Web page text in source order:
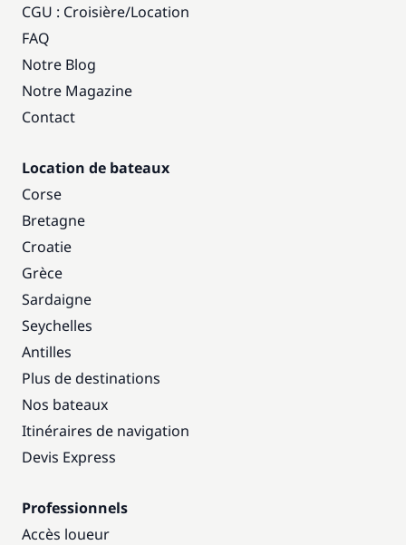
CGU : Croisière/Location
FAQ
Notre Blog
Notre Magazine
Contact
Location de bateaux
Corse
Bretagne
Croatie
Grèce
Sardaigne
Seychelles
Antilles
Plus de destinations
Nos bateaux
Itinéraires de navigation
Devis Express
Professionnels
Accès loueur